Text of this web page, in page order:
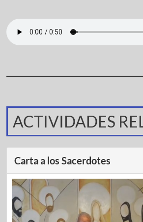
ACTIVIDADES
Carta a los Sacerdotes